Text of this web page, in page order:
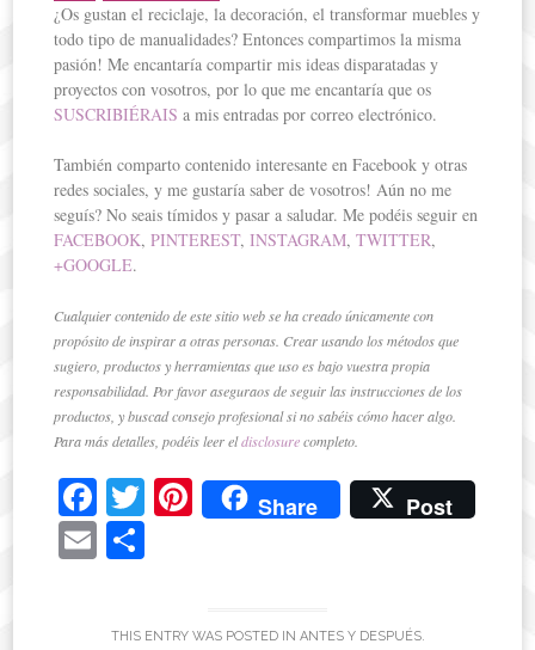
¿Os gustan el reciclaje, la decoración, el transformar muebles y
todo tipo de manualidades? Entonces compartimos la misma
pasión! Me encantaría compartir mis ideas disparatadas y
proyectos con vosotros, por lo que me encantaría que os
SUSCRIBIÉRAIS a mis entradas por correo electrónico.
También comparto contenido interesante en Facebook y otras
redes sociales, y me gustaría saber de vosotros! Aún no me
seguís? No seais tímidos y pasar a saludar. Me podéis seguir en
FACEBOOK,PINTEREST,INSTAGRAM,TWITTER,
+GOOGLE.
Cualquier contenido de este sitio web se ha creado únicamente con
propósito de inspirar a otras personas. Crear usando los métodos que
sugiero, productos y herramientas que uso es bajo vuestra propia
responsabilidad. Por favor aseguraos de seguir las instrucciones de los
productos, y buscad consejo profesional si no sabéis cómo hacer algo.
Para más detalles, podéis leer eldisclosurecompleto.
Fa
ce
bo
T Pi
nt
Share Post
E
THIS ENTRY WAS POSTED IN ANTES Y DESPUÉS.